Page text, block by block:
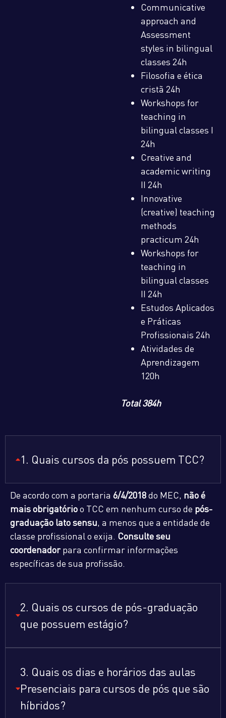
Communicative
approach and
Assessment
styles in bilingual
classes 24h
Filosofia e ética
cristã 24h
Workshops for
teaching in
bilingual classes I
24h
Creative and
academic writing
II 24h
Innovative
(creative) teaching
methods
practicum 24h
Workshops for
teaching in
bilingual classes
II 24h
Estudos Aplicados
e Práticas
Profissionais 24h
Atividades de
Aprendizagem
120h
Total 384h
1. Quais cursos da pós possuem TCC?
De acordo com a portaria 6/4/2018do MEC, não é
mais obrigatórioo TCC em nenhum curso de pós-
graduação lato sensu, a menos que a entidade de
classe profissional o exija. Consulte seu
coordenadorpara confirmar informações
específicas de sua profissão.
2. Quais os cursos de pós-graduação
que possuem estágio?
3. Quais os dias e horários das aulas
Presenciais para cursos de pós que são
híbridos?